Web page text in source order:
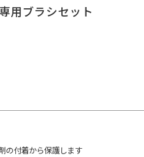
用ブラシセット
の付着から保護します